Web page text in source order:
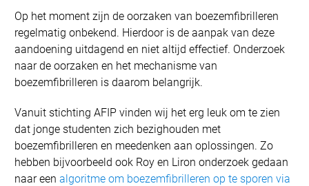
Op het moment zijn de oorzaken van boezemfibrilleren
regelmatig onbekend. Hierdoor is de aanpak van deze
aandoening uitdagend en niet altijd effectief. Onderzoek
naar de oorzaken en het mechanisme van
boezemfibrilleren is daarom belangrijk.
Vanuit stichting AFIP vinden wij het erg leuk om te zien
dat jonge studenten zich bezighouden met
boezemfibrilleren en meedenken aan oplossingen. Zo
hebben bijvoorbeeld ook Roy en Liron onderzoek gedaan
naar een algoritme om boezemfibrilleren op te sporen via